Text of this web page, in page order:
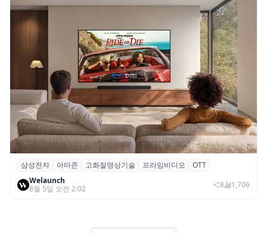
삼성전자·아마존, 프라임 비디오에 ‘HDR10+
어드밴스드’ 적용
삼성전자 아마존 고화질영상기술 프라임비디오
OTT
Welaunch
8월 5일 오전 2:02
8 1,706